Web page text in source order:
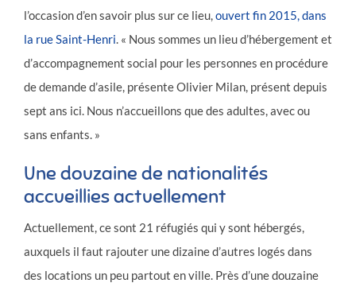
l’occasion d’en savoir plus sur ce lieu,ouvert fin 2015, dans
la rue Saint-Henri. « Nous sommes un lieu d’hébergement et
d’accompagnement social pour les personnes en procédure
de demande d’asile, présente Olivier Milan, présent depuis
sept ans ici. Nous n’accueillons que des adultes, avec ou
sans enfants. »
Une douzaine de nationalités
accueillies actuellement
Actuellement, ce sont 21 réfugiés qui y sont hébergés,
auxquels il faut rajouter une dizaine d’autres logés dans
des locations un peu partout en ville. Près d’une douzaine